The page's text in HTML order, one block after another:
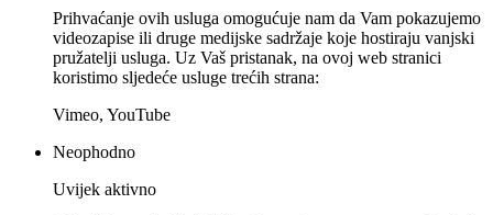
Prihvaćanje ovih usluga omogućuje nam da Vam pokazujemo
videozapise ili druge medijske sadržaje koje hostiraju vanjski
pružatelji usluga. Uz Vaš pristanak, na ovoj web stranici
koristimo sljedeće usluge trećih strana:
Vimeo, YouTube
Neophodno
Uvijek aktivno